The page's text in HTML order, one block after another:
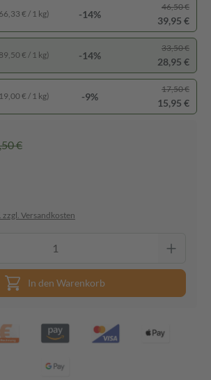
€ / 1 kg) -14%
46,50 €
39,95 €
€ / 1 kg) -14%
33,50 €
28,95 €
€ / 1 kg) -9%
17,50 €
15,95 €
€
zzgl. Versandkosten
In den Warenkorb